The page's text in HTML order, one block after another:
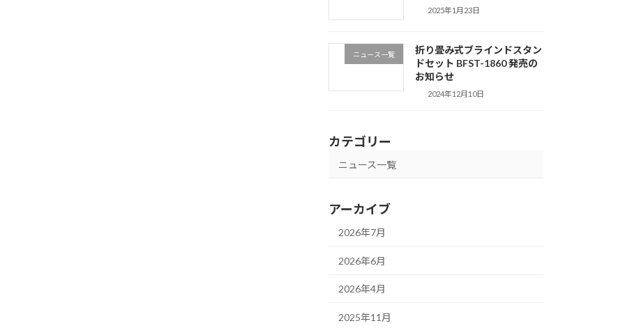
2025年1月23日
ニュース一覧
折り畳み式ブラインドスタン
ドセット BFST-1860 発売の
お知らせ
2024年12月10日
カテゴリー
ニュース一覧
アーカイブ
2026年7月
2026年6月
2026年4月
2025年11月